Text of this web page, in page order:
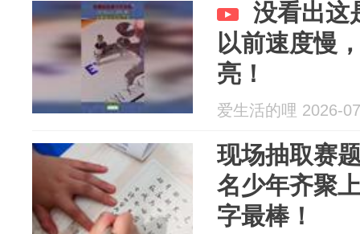
没看出这
以前速度慢
亮！
爱生活的哩 2026-
现场抽取赛
名少年齐聚
字最棒！